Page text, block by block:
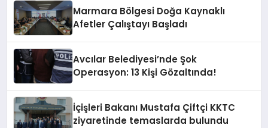
Marmara Bölgesi Doğa Kaynaklı
Afetler Çalıştayı Başladı
Avcılar Belediyesi’nde Şok
Operasyon: 13 Kişi Gözaltında!
İçişleri Bakanı Mustafa Çiftçi KKTC
ziyaretinde temaslarda bulundu